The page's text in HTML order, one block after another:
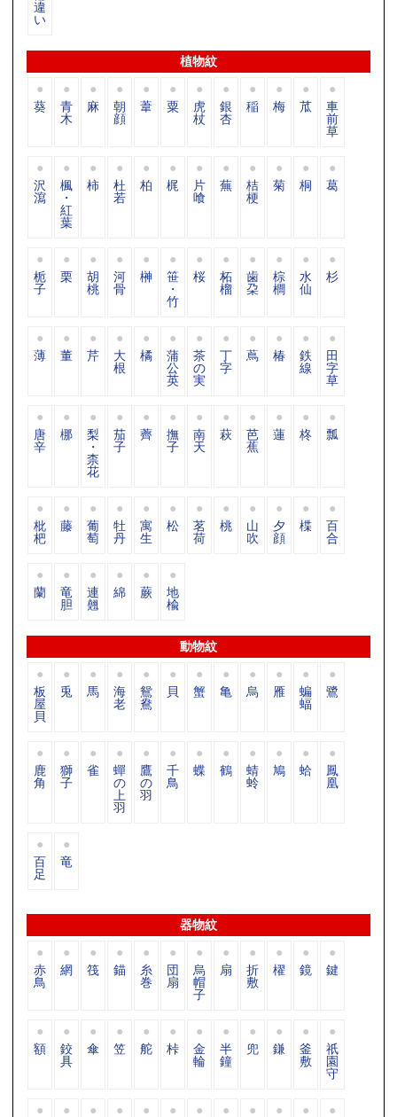
違
い
植物紋
葵 青
木
麻 朝
顔
葦 粟 虎
杖
銀
杏
稲 梅 苽 車
前
草
沢
瀉
楓
・
紅
葉
柿 杜
若
柏 梶 片
喰
蕪 桔
梗
菊 桐 葛
栀
子
栗 胡
桃
河
骨
榊 笹
・
竹
桜 柘
榴
歯
朶
棕
櫚
水
仙
杉
薄 董 芹 大
根
橘 蒲
公
英
茶
の
実
丁
字
蔦 椿 鉄
線
田
字
草
唐
辛
梛 梨
・
柰
花
茄
子
薺 撫
子
南
天
萩 芭
蕉
蓮 柊 瓢
枇
杷
藤 葡
萄
牡
丹
寓
生
松 茗
荷
桃 山
吹
夕
顔
楪 百
合
蘭 竜
胆
連
翹
綿 蕨 地
楡
動物紋
板
屋
貝
兎 馬 海
老
鴛
鴦
貝 蟹 亀 烏 雁 蝙
蝠
鷺
鹿
角
獅
子
雀 蟬
の
上
羽
鷹
の
羽
千
鳥
蝶 鶴 蜻
蛉
鳩 蛤 鳳
凰
百
足
竜
器物紋
赤
鳥
網 筏 錨 糸
巻
団
扇
烏
帽
子
扇 折
敷
櫂 鏡 鍵
額 鉸
具
傘 笠 舵 桛 金
輪
半
鐘
兜 鎌 釜
敷
祇
園
守